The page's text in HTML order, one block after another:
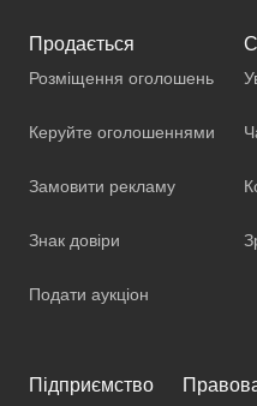
Продається
Розміщення оголошень
Керуйте оголошеннями
Замовити рекламу
Знак довіри
Подати аукціон
Підприємство